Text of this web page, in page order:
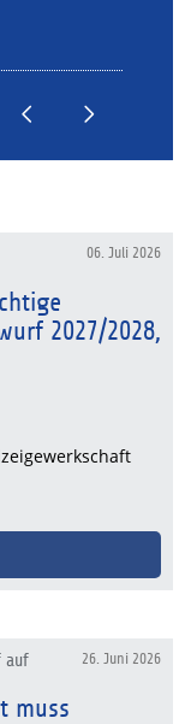
06. Juli 2026
2027/2028,
26. Juni 2026
auf
muss